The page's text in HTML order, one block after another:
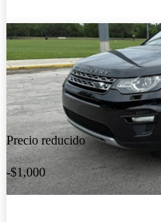
Precio reducido
-$1,000